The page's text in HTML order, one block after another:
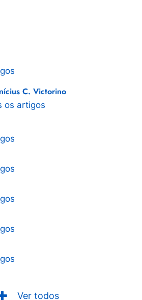
C. Victorino
os artigos
Ver todos